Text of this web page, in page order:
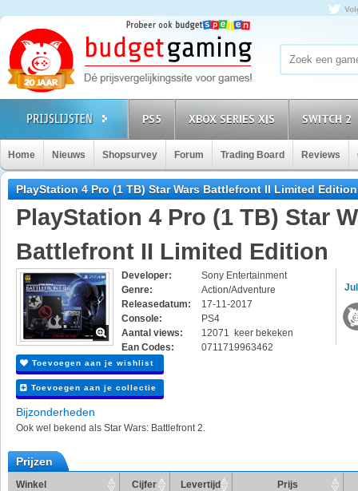
PS5 XBOX SERIES X|S SWITCH 2
Home Nieuws Shopsurvey Forum Trading Board Reviews
PlayStation 4 Pro (1 TB) Star Wars Battlefront II Limited
PlayStation 4 Pro (1 TB) Star
Battlefront II Limited Edition
Developer:
Sony Entertainment
Genre:
Action/Adventure
Releasedatum:
17-11-2017
Console:
PS4
Aantal views:
12071 keer bekeken
Ean Codes:
0711719963462
Toevoegen aan je wishlist
Toevoegen aan je collectie
Bijzonderheden
Ook wel bekend als Star Wars: Battlefront 2.
Prijzen
Winkel Cijfer Levertijd Prijs